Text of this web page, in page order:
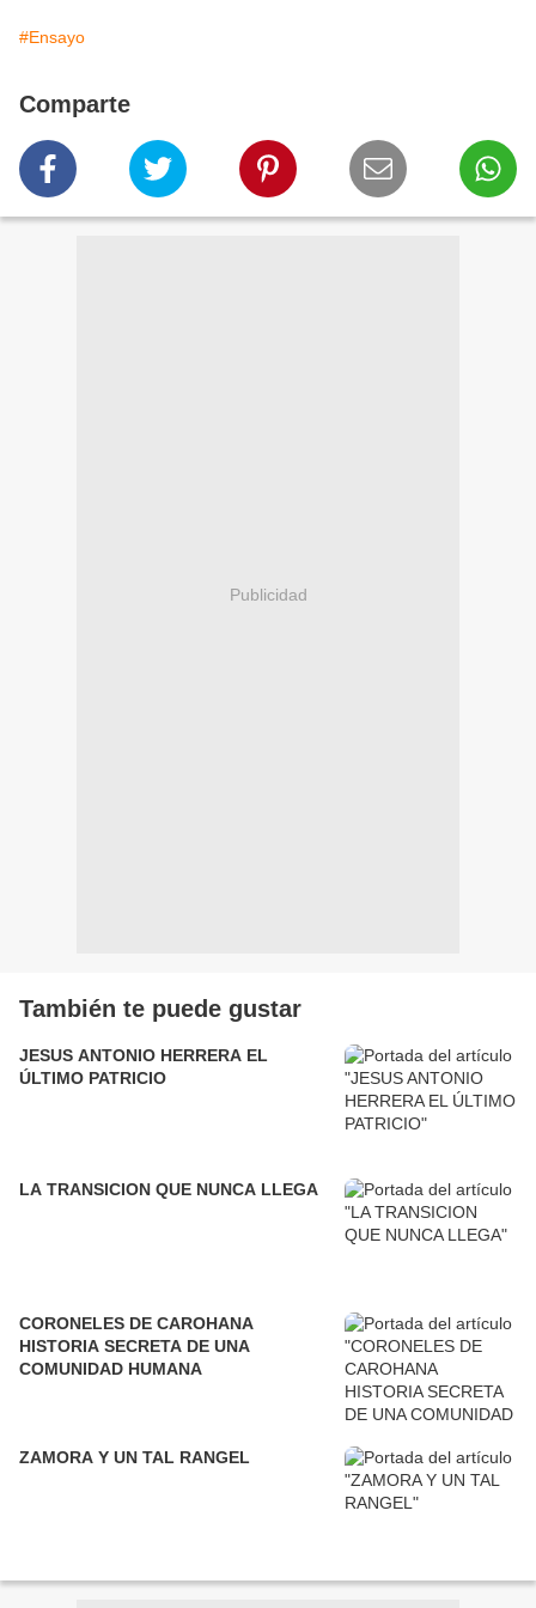
#Ensayo
Comparte
Publicidad
También te puede gustar
JESUS ANTONIO HERRERA EL
ÚLTIMO PATRICIO
LA TRANSICION QUE NUNCA LLEGA
CORONELES DE CAROHANA
HISTORIA SECRETA DE UNA
COMUNIDAD HUMANA
ZAMORA Y UN TAL RANGEL